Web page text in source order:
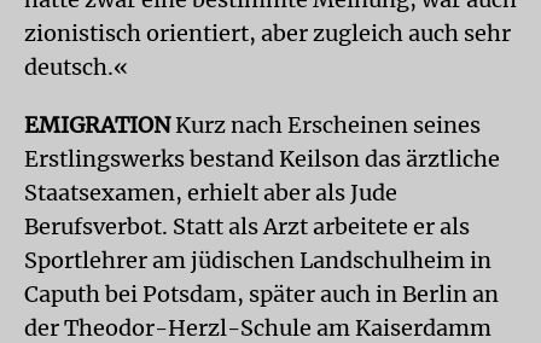
zionistisch orientiert, aber zugleich auch sehr
deutsch.«
EMIGRATIONKurz nach Erscheinen seines
Erstlingswerks bestand Keilson das ärztliche
Staatsexamen, erhielt aber als Jude
Berufsverbot. Statt als Arzt arbeitete er als
Sportlehrer am jüdischen Landschulheim in
Caputh bei Potsdam, später auch in Berlin an
der Theodor-Herzl-Schule am Kaiserdamm